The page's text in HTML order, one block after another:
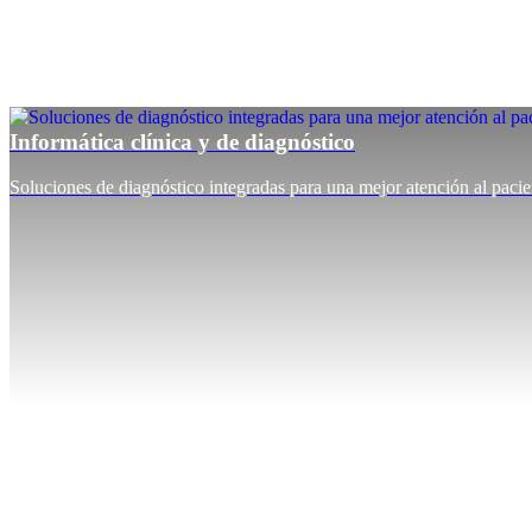
Informática clínica y de diagnóstico
Soluciones de diagnóstico integradas para una mejor atención al